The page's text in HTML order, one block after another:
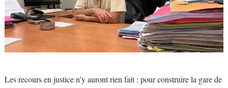
Les recours en justice n’y auront rien fait : pour construire la gare de